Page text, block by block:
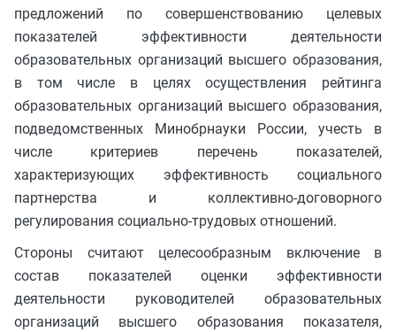
предложений по совершенствованию целевых
показателей эффективности деятельности
образовательных организаций высшего образования,
в том числе в целях осуществления рейтинга
образовательных организаций высшего образования,
подведомственных Минобрнауки России, учесть в
числе критериев перечень показателей,
характеризующих эффективность социального
партнерства и коллективно-договорного
регулирования социально-трудовых отношений.
Стороны считают целесообразным включение в
состав показателей оценки эффективности
деятельности руководителей образовательных
организаций высшего образования показателя,